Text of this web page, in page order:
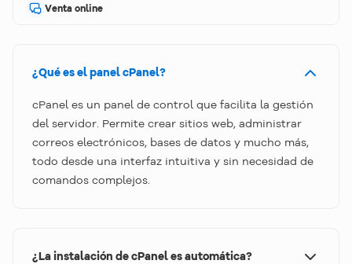
Venta online
¿Qué es el panel cPanel?
cPanel es un panel de control que facilita la gestión
del servidor. Permite crear sitios web, administrar
correos electrónicos, bases de datos y mucho más,
todo desde una interfaz intuitiva y sin necesidad de
comandos complejos.
¿La instalación de cPanel es automática?